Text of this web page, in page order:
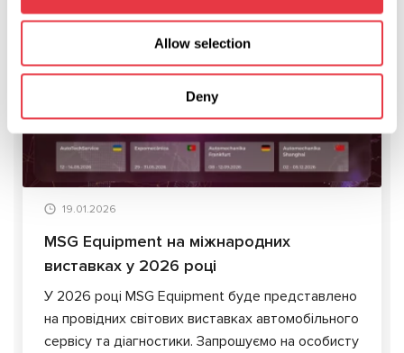
Allow selection
Deny
АКТУАЛЬНІ НОВИНИ
19.01.2026
MSG Equipment на міжнародних
виставках у 2026 році
У 2026 році MSG Equipment буде представлено
на провідних світових виставках автомобільного
сервісу та діагностики. Запрошуємо на особисту